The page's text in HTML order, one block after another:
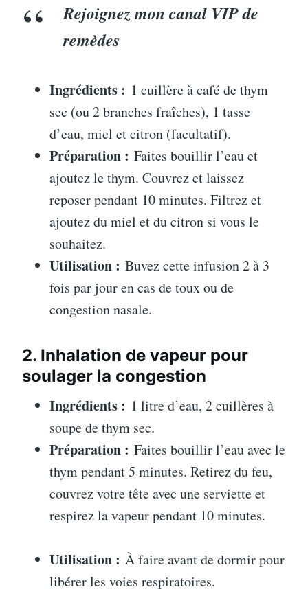
Rejoignez mon canal VIP de
remèdes
Ingrédients : 1 cuillère à café de thym
sec (ou 2 branches fraîches), 1 tasse
d’eau, miel et citron (facultatif).
Préparation : Faites bouillir l’eau et
ajoutez le thym. Couvrez et laissez
reposer pendant 10 minutes. Filtrez et
ajoutez du miel et du citron si vous le
souhaitez.
Utilisation : Buvez cette infusion 2 à 3
fois par jour en cas de toux ou de
congestion nasale.
2. Inhalation de vapeur pour
soulager la congestion
Ingrédients : 1 litre d’eau, 2 cuillères à
soupe de thym sec.
Préparation : Faites bouillir l’eau avec le
thym pendant 5 minutes. Retirez du feu,
couvrez votre tête avec une serviette et
respirez la vapeur pendant 10 minutes.
Utilisation : À faire avant de dormir pour
libérer les voies respiratoires.